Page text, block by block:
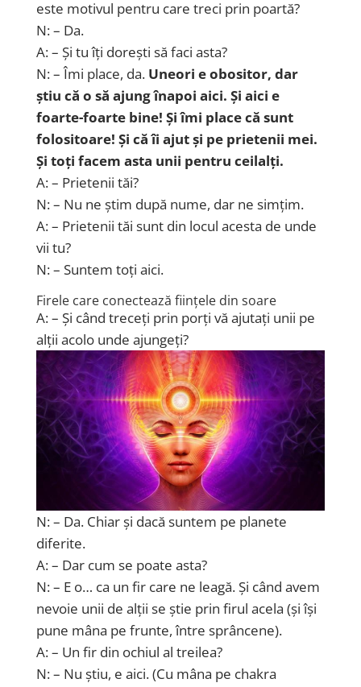
este motivul pentru care treci prin poartă?
N: – Da.
A: – Și tu îți dorești să faci asta?
N: – Îmi place, da. Uneori e obositor, dar
știu că o să ajung înapoi aici. Și aici e
foarte-foarte bine! Și îmi place că sunt
folositoare! Și că îi ajut și pe prietenii mei.
Și toți facem asta unii pentru ceilalți.
A: – Prietenii tăi?
N: – Nu ne știm după nume, dar ne simțim.
A: – Prietenii tăi sunt din locul acesta de unde
vii tu?
N: – Suntem toți aici.
Firele care conectează ființele din soare
A: – Și când treceți prin porți vă ajutați unii pe
alții acolo unde ajungeți?
N: – Da. Chiar și dacă suntem pe planete
diferite.
A: – Dar cum se poate asta?
N: – E o… ca un fir care ne leagă. Și când avem
nevoie unii de alții se știe prin firul acela (și își
pune mâna pe frunte, între sprâncene).
A: – Un fir din ochiul al treilea?
N: – Nu știu, e aici. (Cu mâna pe chakra